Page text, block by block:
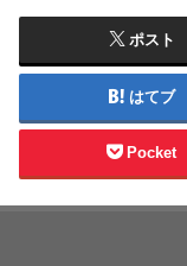
ポスト
はてブ
Pocket